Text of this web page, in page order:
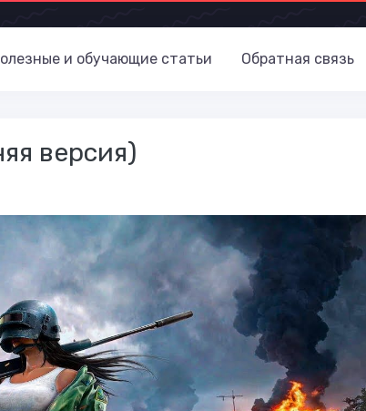
и обучающие статьи Обратная связь
версия)